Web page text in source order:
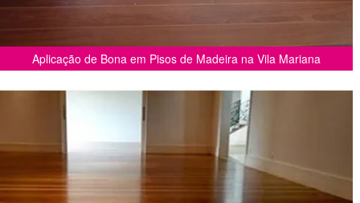
Aplicação de Bona em Pisos de Madeira na Vila Mariana